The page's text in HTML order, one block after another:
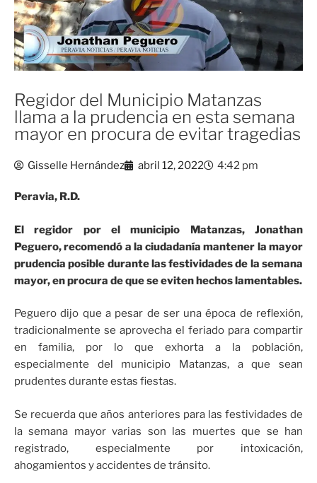
Regidor del Municipio Matanzas
llama a la prudencia en esta semana
mayor en procura de evitar tragedias
Gisselle Hernández abril 12, 2022 4:42 pm
Peravia, R.D.
El regidor por el municipio Matanzas, Jonathan
Peguero, recomendó a la ciudadanía mantener la mayor
prudencia posible durante las festividades de la semana
mayor, en procura de que se eviten hechos lamentables.
Peguero dijo que a pesar de ser una época de reflexión,
tradicionalmente se aprovecha el feriado para compartir
en familia, por lo que exhorta a la población,
especialmente del municipio Matanzas, a que sean
prudentes durante estas fiestas.
Se recuerda que años anteriores para las festividades de
la semana mayor varias son las muertes que se han
registrado, especialmente por intoxicación,
ahogamientos y accidentes de tránsito.